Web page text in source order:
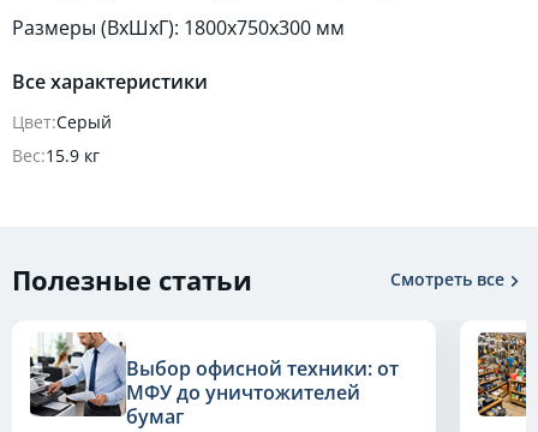
Размеры (ВхШхГ): 1800х750х300 мм
Все характеристики
Цвет:Серый
Вес:15.9 кг
Полезные статьи Смотреть все
Выбор офисной техники: от
МФУ до уничтожителей
бумаг